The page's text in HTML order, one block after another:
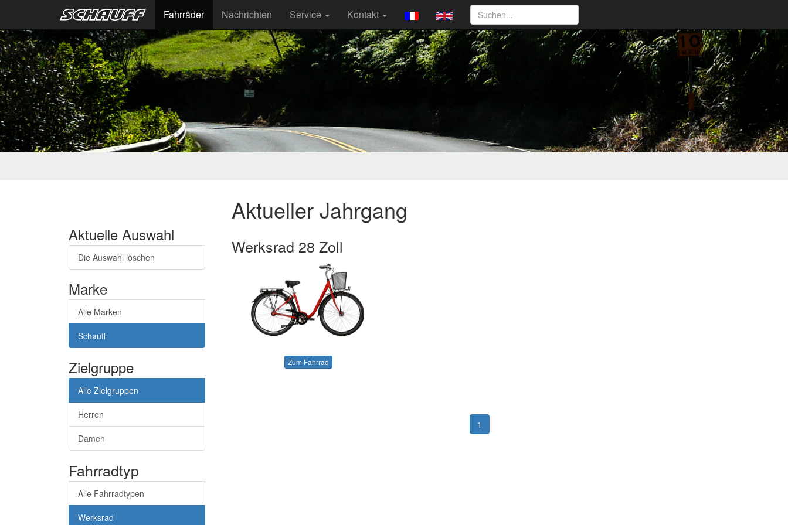
Fahrräder Nachrichten Service Kontakt
Aktueller Jahrgang
Aktuelle Auswahl
Die Auswahl löschen
Marke
Alle Marken
Schauff
Zielgruppe
Alle Zielgruppen
Herren
Damen
Fahrradtyp
Alle Fahrradtypen
Werksrad
Werksrad 28 Zoll
Zum Fahrrad
1